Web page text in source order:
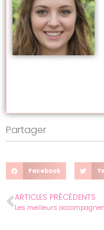
Partager
Facebook
ARTICLES PRÉCÉDENTS
Les meilleurs